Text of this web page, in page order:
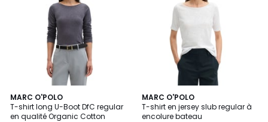
MARC O'POLO
T-shirt long U-Boot DfC regular
en qualité Organic Cotton
4
Couleurs
MARC O'POLO
T-shirt en jersey slub regular à
encolure bateau
5
/
5
3
Couleurs